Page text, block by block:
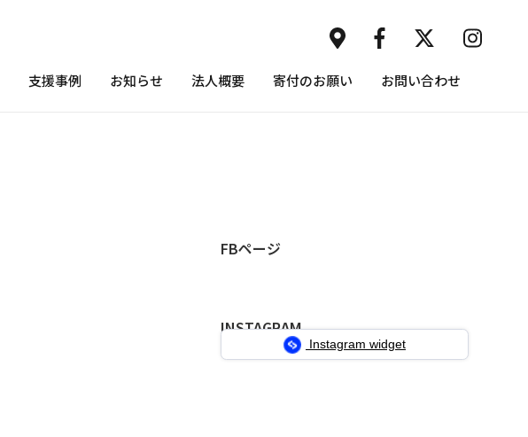
支援事例 お知らせ 法人概要 寄付のお願い お問い合わせ
FBページ
INSTAGRAM
Instagram widget